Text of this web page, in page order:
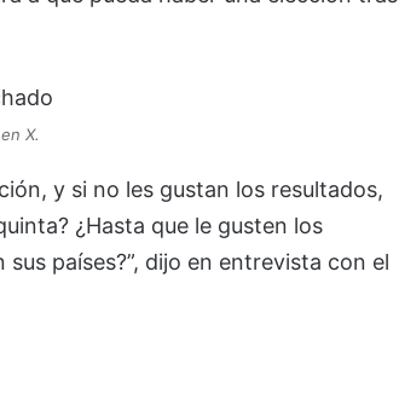
X.
y si no les gustan los resultados,
¿Hasta que le gusten los
países?”, dijo en entrevista con el